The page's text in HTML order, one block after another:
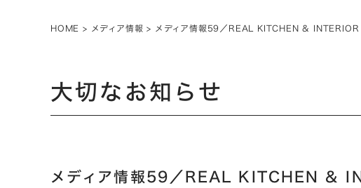
HOME > メディア情報 > メディア情報59／REAL KITCHEN & INTERIOR
大切なお知らせ
メディア情報59／REAL KITCHEN &